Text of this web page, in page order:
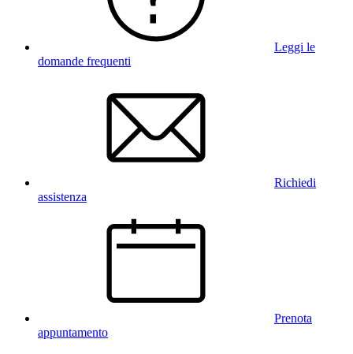
Leggi le
domande frequenti
Richiedi
assistenza
Prenota
appuntamento